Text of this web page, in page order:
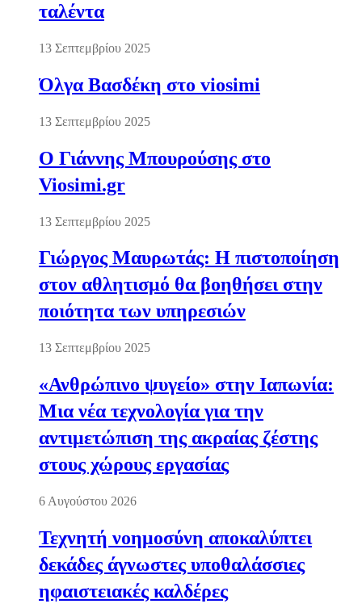
ταλέντα
13 Σεπτεμβρίου 2025
Όλγα Βασδέκη στο viosimi
13 Σεπτεμβρίου 2025
Ο Γιάννης Μπουρούσης στο
Viosimi.gr
13 Σεπτεμβρίου 2025
Γιώργος Μαυρωτάς: Η πιστοποίηση
στον αθλητισμό θα βοηθήσει στην
ποιότητα των υπηρεσιών
13 Σεπτεμβρίου 2025
«Ανθρώπινο ψυγείο» στην Ιαπωνία:
Μια νέα τεχνολογία για την
αντιμετώπιση της ακραίας ζέστης
στους χώρους εργασίας
6 Αυγούστου 2026
Τεχνητή νοημοσύνη αποκαλύπτει
δεκάδες άγνωστες υποθαλάσσιες
ηφαιστειακές καλδέρες